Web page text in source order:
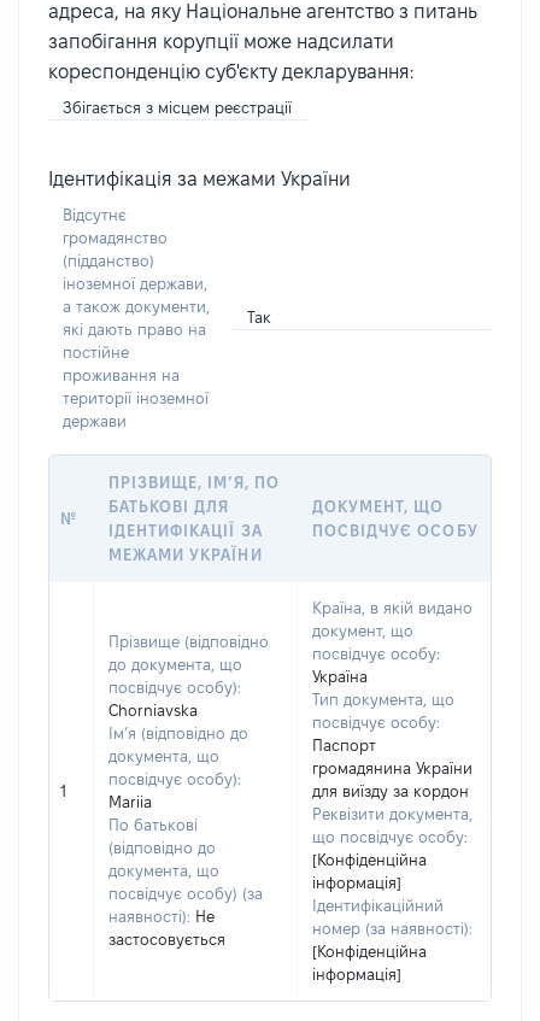
адреса, на яку Національне агентство з питань
запобігання корупції може надсилати
кореспонденцію суб'єкту декларування:
Збігається з місцем реєстрації
Ідентифікація за межами України
Відсутнє
громадянство
(підданство)
іноземної держави,
а також документи,
які дають право на
постійне
проживання на
території іноземної
держави
Так
№
ПРІЗВИЩЕ, ІМ’Я, ПО
БАТЬКОВІ ДЛЯ
ІДЕНТИФІКАЦІЇ ЗА
МЕЖАМИ УКРАЇНИ
ДОКУМЕНТ, ЩО
ПОСВІДЧУЄ ОСОБУ
1
Прізвище (відповідно
до документа, що
посвідчує особу):
Chorniavska
Ім’я (відповідно до
документа, що
посвідчує особу):
Mariia
По батькові
(відповідно до
документа, що
посвідчує особу) (за
наявності): Не
застосовується
Країна, в якій видано
документ, що
посвідчує особу:
Україна
Тип документа, що
посвідчує особу:
Паспорт
громадянина України
для виїзду за кордон
Реквізити документа,
що посвідчує особу:
[Конфіденційна
інформація]
Ідентифікаційний
номер (за наявності):
[Конфіденційна
інформація]